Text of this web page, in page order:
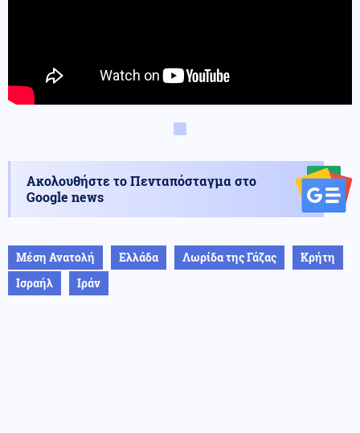
Ακολουθήστε το Πενταπόσταγμα στο
Google news
Μέση Ανατολή Ελλάδα Λωρίδα της Γάζας
Κρήτη
Ισραήλ
Ιράν